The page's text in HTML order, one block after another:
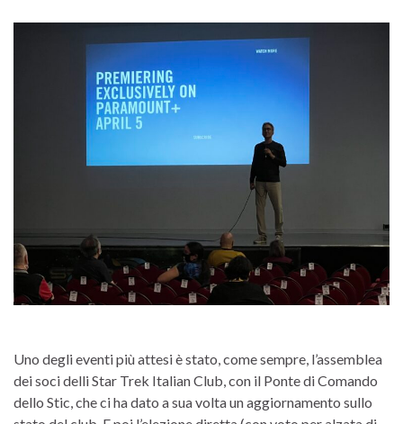
Uno degli eventi più attesi è stato, come sempre, l’assemblea
dei soci delli Star Trek Italian Club, con il Ponte di Comando
dello Stic, che ci ha dato a sua volta un aggiornamento sullo